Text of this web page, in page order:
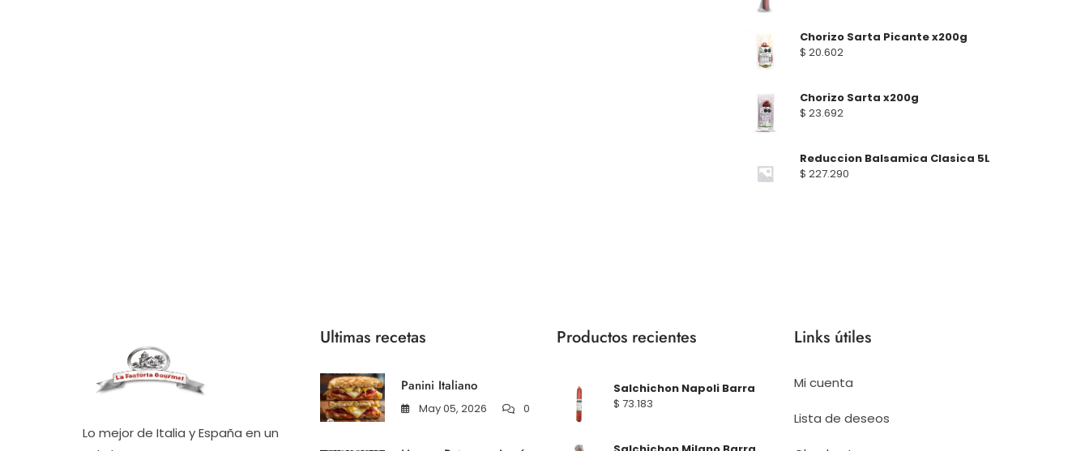
Chorizo Sarta Picante x200g
$ 20.602
Chorizo Sarta x200g
$ 23.692
Reduccion Balsamica Clasica 5L
$ 227.290
Lo mejor de Italia y España en un
Ultimas recetas
Panini Italiano
May 05, 2026 0
Productos recientes
Salchichon Napoli Barra
$ 73.183
Links útiles
Mi cuenta
Lista de deseos